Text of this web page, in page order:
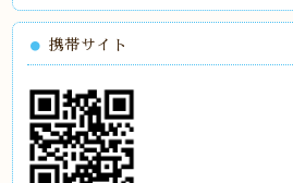
携帯サイト